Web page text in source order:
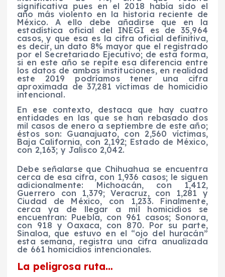
significativa pues en el 2018 había sido el
año más violento en la historia reciente de
México. A ello debe añadirse que en la
estadística oficial del INEGI es de 35,964
casos, y que esa es la cifra oficial definitiva,
es decir, un dato 8% mayor que el registrado
por el Secretariado Ejecutivo; de esta forma,
si en este año se repite esa diferencia entre
los datos de ambas instituciones, en realidad
este 2019 podríamos tener una cifra
aproximada de 37,281 víctimas de homicidio
intencional.
En ese contexto, destaca que hay cuatro
entidades en las que se han rebasado dos
mil casos de enero a septiembre de este año;
éstos son: Guanajuato, con 2,560 víctimas,
Baja California, con 2,192; Estado de México,
con 2,163; y Jalisco 2,042.
Debe señalarse que Chihuahua se encuentra
cerca de esa cifra, con 1,936 casos; le siguen
adicionalmente: Michoacán, con 1,412,
Guerrero con 1,379; Veracruz, con 1,281 y
Ciudad de México, con 1,233. Finalmente,
cerca ya de llegar a mil homicidios se
encuentran: Puebla, con 961 casos; Sonora,
con 918 y Oaxaca, con 870. Por su parte,
Sinaloa, que estuvo en el “ojo del huracán”
esta semana, registra una cifra anualizada
de 661 homicidios intencionales.
La peligrosa ruta…